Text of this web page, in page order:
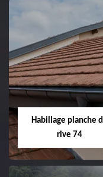
Habillage planche
rive 74